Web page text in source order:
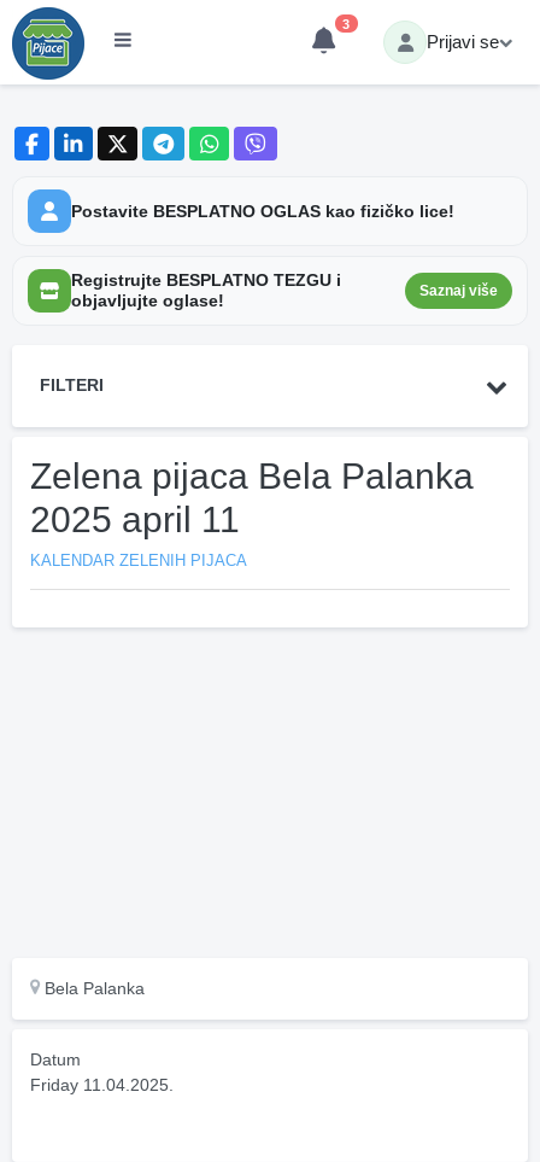
3
Prijavi se
Postavite BESPLATNO OGLAS kao fizičko lice!
Registrujte BESPLATNO TEZGU i
objavljujte oglase!
Saznaj više
FILTERI
Zelena pijaca Bela Palanka
2025 april 11
KALENDAR ZELENIH PIJACA
Bela Palanka
Datum
Friday 11.04.2025.